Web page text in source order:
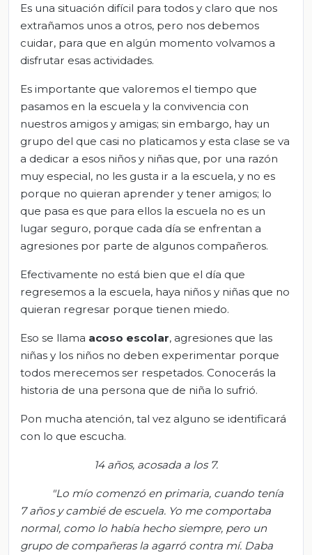
Es una situación difícil para todos y claro que nos
extrañamos unos a otros, pero nos debemos
cuidar, para que en algún momento volvamos a
disfrutar esas actividades.
Es importante que valoremos el tiempo que
pasamos en la escuela y la convivencia con
nuestros amigos y amigas; sin embargo, hay un
grupo del que casi no platicamos y esta clase se va
a dedicar a esos niños y niñas que, por una razón
muy especial, no les gusta ir a la escuela, y no es
porque no quieran aprender y tener amigos; lo
que pasa es que para ellos la escuela no es un
lugar seguro, porque cada día se enfrentan a
agresiones por parte de algunos compañeros.
Efectivamente no está bien que el día que
regresemos a la escuela, haya niños y niñas que no
quieran regresar porque tienen miedo.
Eso se llama acoso escolar, agresiones que las
niñas y los niños no deben experimentar porque
todos merecemos ser respetados. Conocerás la
historia de una persona que de niña lo sufrió.
Pon mucha atención, tal vez alguno se identificará
con lo que escucha.
14 años, acosada a los 7.
"Lo mío comenzó en primaria, cuando tenía
7 años y cambié de escuela. Yo me comportaba
normal, como lo había hecho siempre, pero un
grupo de compañeras la agarró contra mí. Daba